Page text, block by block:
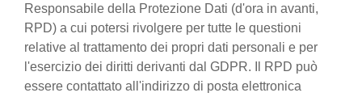
Responsabile della Protezione Dati (d'ora in avanti,
RPD) a cui potersi rivolgere per tutte le questioni
relative al trattamento dei propri dati personali e per
l'esercizio dei diritti derivanti dal GDPR. Il RPD può
essere contattato all'indirizzo di posta elettronica